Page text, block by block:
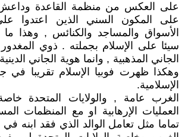
على العكس من منظمة القاعدة وداعش
على المكون السني الذين اعتدوا
الأسواق والمساجد والكنائس , وهذا
سيئا على الإسلام بجملته . ذوي
الجاني المذهبية , وانما هوية الجاني
وهكذا ظهرت فوبيا الإسلام تقريبا في
الإسلامية.
الغرب عامة , والولايات المتحدة
العمليات الإرهابية او مع المنظمات
تماما مثل تعامل الوالد الذي فقد ابنه في